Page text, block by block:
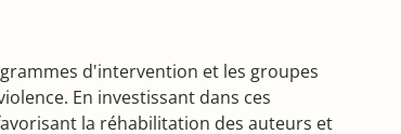
d'intervention et les groupes
En investissant dans ces
la réhabilitation des auteurs et